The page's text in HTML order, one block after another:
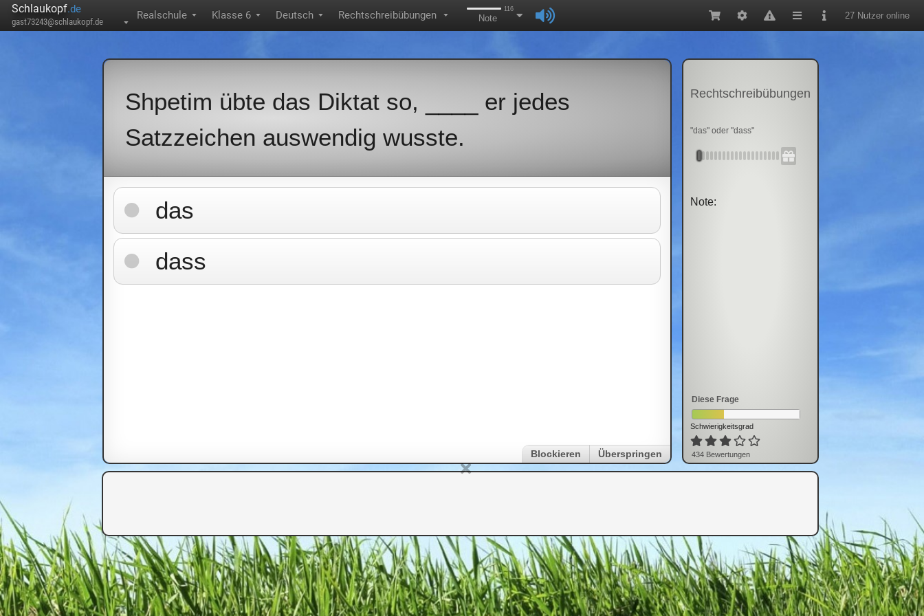
Schlaukopf.de
gast73243@schlaukopf.de ▼
Realschule ▼ Klasse 6 ▼ Deutsch ▼ Rechtschreibübungen ▼
116
Note 27 Nutzer online
Shpetim übte das Diktat so, ____ er jedes
Satzzeichen auswendig wusste.
das
dass
Blockieren Überspringen
Rechtschreibübungen
"das" oder "dass"
Note:
Diese Frage
Schwierigkeitsgrad
434 Bewertungen